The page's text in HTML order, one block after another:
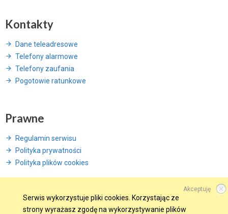
Kontakty
Dane teleadresowe
Telefony alarmowe
Telefony zaufania
Pogotowie ratunkowe
Prawne
Regulamin serwisu
Polityka prywatności
Polityka plików cookies
© 2015 Wszelkie prawa zastrzeżone.
Akceptuję
Serwis wykorzystuje pliki cookies. Korzystając ze
strony wyrażasz zgodę na wykorzystywanie plików